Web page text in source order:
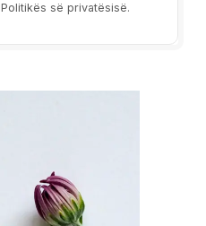
Politikës së privatësisë.